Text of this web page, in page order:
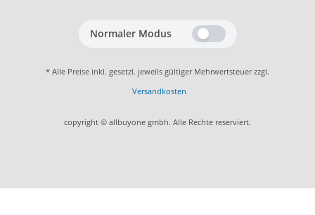
Normaler Modus
* Alle Preise inkl. gesetzl. jeweils gültiger Mehrwertsteuer zzgl.
Versandkosten
copyright © allbuyone gmbh. Alle Rechte reserviert.